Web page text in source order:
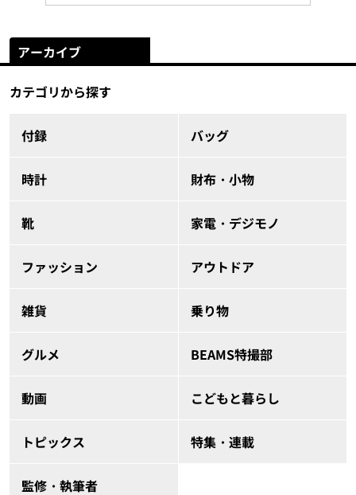
アーカイブ
カテゴリから探す
付録 バッグ
時計 財布・小物
靴 家電・デジモノ
ファッション アウトドア
雑貨 乗り物
グルメ BEAMS特撮部
動画 こどもと暮らし
トピックス 特集・連載
監修・執筆者